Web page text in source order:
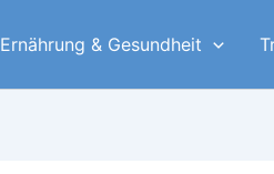
Ernährung & Gesundheit